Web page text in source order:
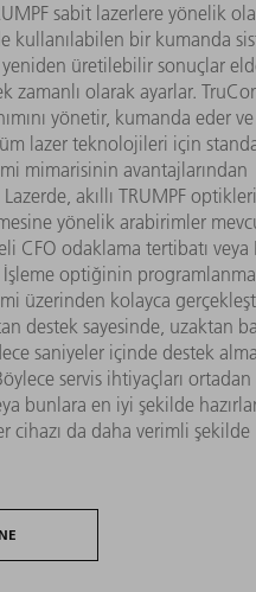
sabit lazerlere yönelik
kullanılabilen bir kumanda
üretilebilir sonuçlar
zamanlı olarak ayarlar.
yönetir, kumanda eder ve
lazer teknolojileri için
mimarisinin avantajlarından
Lazerde, akıllı TRUMPF
yönelik arabirimler
CFO odaklama tertibatı veya
İşleme optiğinin
üzerinden kolayca
destek sayesinde, uzaktan
saniyeler içinde destek
servis ihtiyaçları ortadan
bunlara en iyi şekilde
cihazı da daha verimli şekilde